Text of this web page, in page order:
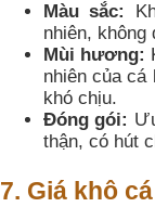
Màu sắc:
nhiên, không
Mùi hương:
nhiên của cá
khó chịu.
Đóng gói:
thận, có hút
7. Giá khô